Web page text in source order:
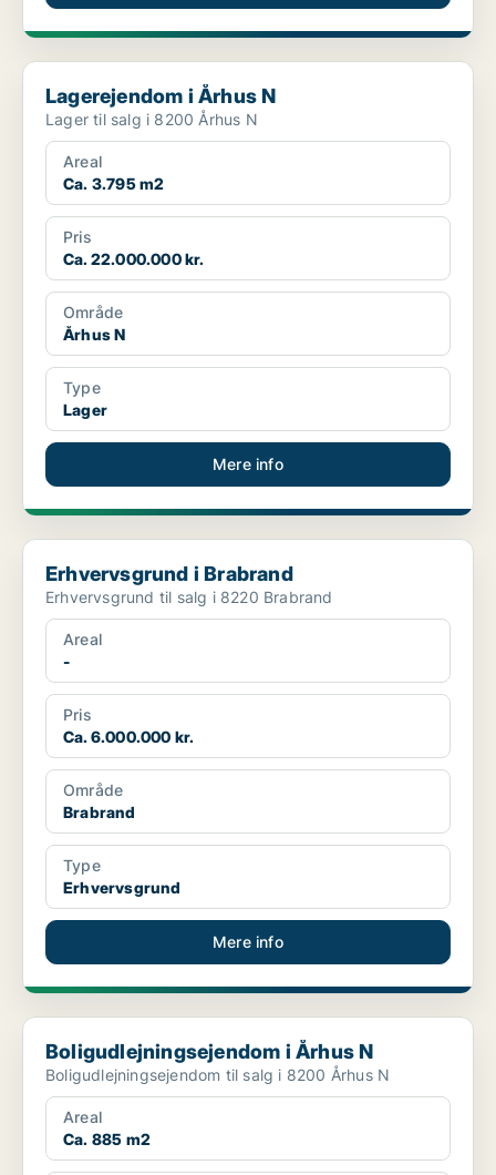
Lagerejendom i Århus N
Lagerejendom i Århus N
Lager til salg i 8200 Århus N
Areal
Ca. 3.795 m2
Pris
Ca. 22.000.000 kr.
Område
Århus N
Type
Lager
Mere info
Erhvervsgrund i Brabrand
Erhvervsgrund i Brabrand
Erhvervsgrund til salg i 8220 Brabrand
Areal
-
Pris
Ca. 6.000.000 kr.
Område
Brabrand
Type
Erhvervsgrund
Mere info
Boligudlejningsejendom i Århus N
Boligudlejningsejendom i Århus N
Boligudlejningsejendom til salg i 8200 Århus N
Areal
Ca. 885 m2